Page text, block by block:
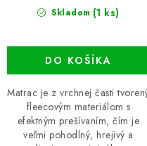
Skladom (1 ks)
DO KOŠÍKA
Matrac je z vrchnej časti
fleecovým materiálom s
efektným prešívaním, čím je
veľmi pohodlný, hrejivý a